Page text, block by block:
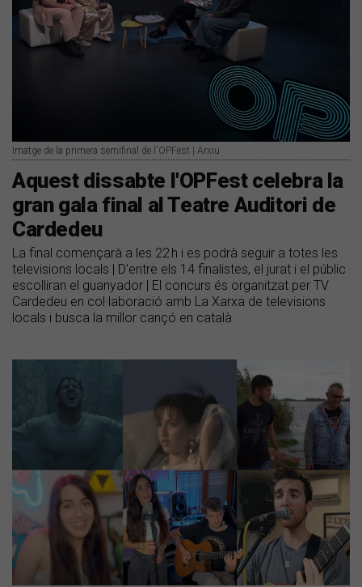
Imatge de la primera semifinal de l'OPFest | Arxiu
Aquest dissabte l'OPFest celebra la
gran gala final al Teatre Auditori de
Cardedeu
La final començarà a les 22 h i es podrà seguir a totes les
televisions locals | D'entre els 14 finalistes, el jurat i el públic
escolliran el guanyador | El concurs és organitzat per TV
Cardedeu en col·laboració amb La Xarxa de televisions
locals i busca la millor cançó en català